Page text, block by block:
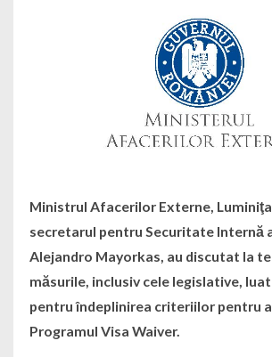
Ministrul Afacerilor Externe,
secretarul pentru Securitate Internă
Alejandro Mayorkas, au discutat la
măsurile, inclusiv cele legislative,
pentru îndeplinirea criteriilor pentru
Programul Visa Waiver.